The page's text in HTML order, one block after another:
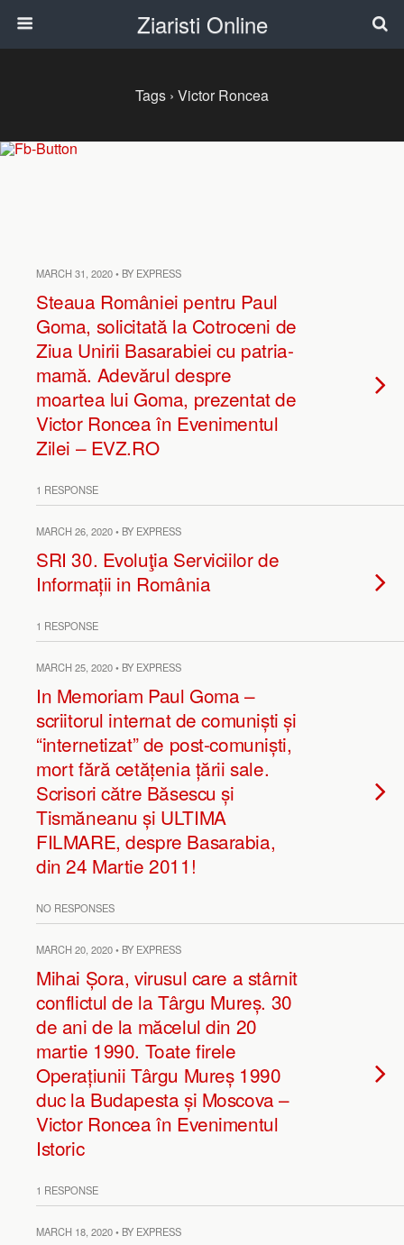
Ziaristi Online
Tags › Victor Roncea
MARCH 31, 2020 • BY EXPRESS
Steaua României pentru Paul
Goma, solicitată la Cotroceni de
Ziua Unirii Basarabiei cu patria-
mamă. Adevărul despre
moartea lui Goma, prezentat de
Victor Roncea în Evenimentul
Zilei – EVZ.RO
1 RESPONSE
MARCH 26, 2020 • BY EXPRESS
SRI 30. Evoluţia Serviciilor de
Informații in România
1 RESPONSE
MARCH 25, 2020 • BY EXPRESS
In Memoriam Paul Goma –
scriitorul internat de comuniști și
“internetizat” de post-comuniști,
mort fără cetățenia țării sale.
Scrisori către Băsescu și
Tismăneanu și ULTIMA
FILMARE, despre Basarabia,
din 24 Martie 2011!
NO RESPONSES
MARCH 20, 2020 • BY EXPRESS
Mihai Șora, virusul care a stârnit
conflictul de la Târgu Mureș. 30
de ani de la măcelul din 20
martie 1990. Toate firele
Operațiunii Târgu Mureș 1990
duc la Budapesta și Moscova –
Victor Roncea în Evenimentul
Istoric
1 RESPONSE
MARCH 18, 2020 • BY EXPRESS